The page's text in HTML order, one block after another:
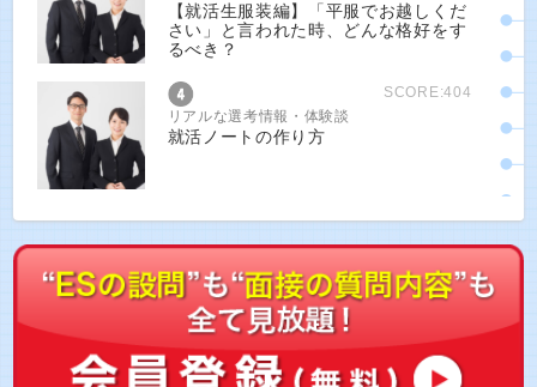
【就活生服装編】「平服でお越しくだ
さい」と言われた時、どんな格好をす
るべき？
SCORE:404
リアルな選考情報・体験談
就活ノートの作り方